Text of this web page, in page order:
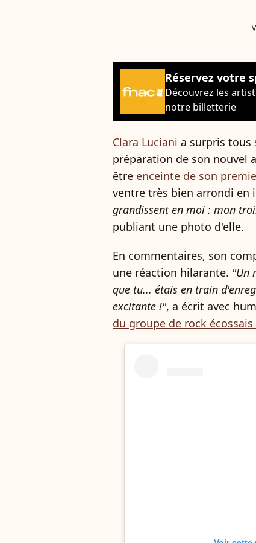
Réservez votre
Découvrez les
notre billetterie
Clara Luciani a surpris tous
préparation de son nouvel
être enceinte de son
ventre très bien arrondi en
grandissent en moi : mon
publiant une photo d'elle.
En commentaires, son
une réaction hilarante. "Un
que tu... étais en train
excitante !", a écrit avec
du groupe de rock écossais